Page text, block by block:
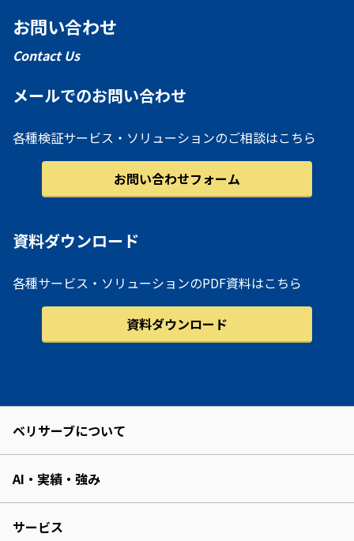
お問い合わせ
Contact Us
メールでのお問い合わせ
各種検証サービス・ソリューションのご相談はこちら
お問い合わせフォーム
資料ダウンロード
各種サービス・ソリューションのPDF資料はこちら
資料ダウンロード
ベリサーブについて
AI・実績・強み
サービス